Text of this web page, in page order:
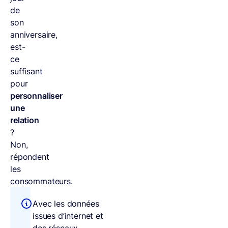
de
son
anniversaire,
est-
ce
suffisant
pour
personnaliser
une
relation
?
Non,
répondent
les
consommateurs.
Avec les données
issues d’internet et